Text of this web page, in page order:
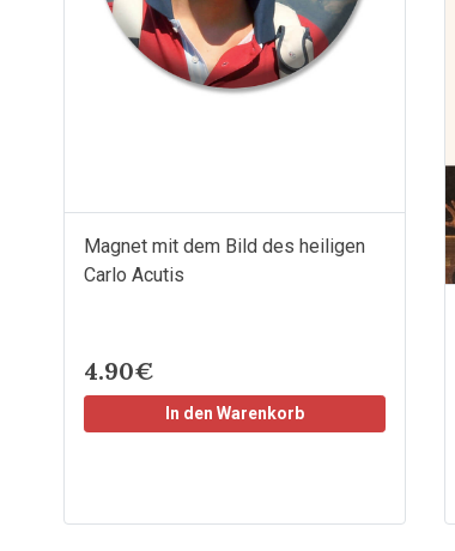
Magnet mit dem Bild des heiligen
Carlo Acutis
4.90€
In den Warenkorb